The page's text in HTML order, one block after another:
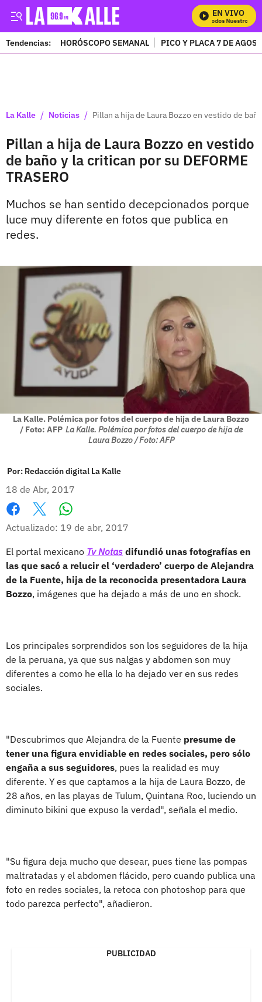
EN VIVO
Mira Todos Nuestros
Tendencias: HORÓSCOPO SEMANAL PICO Y PLACA 7 DE
La Kalle / Noticias / Pillan a hija de Laura Bozzo en vestido de
Pillan a hija de Laura Bozzo en vestido
de baño y la critican por su DEFORME
TRASERO
Muchos se han sentido decepcionados porque
luce muy diferente en fotos que publica en
redes.
La Kalle. Polémica por fotos del cuerpo de hija de Laura Bozzo
/ Foto: AFP La Kalle. Polémica por fotos del cuerpo de hija de
Laura Bozzo / Foto: AFP
Por: Redacción digital La Kalle
18 de Abr, 2017
Facebook
X
Actualizado: 19 de abr, 2017
El portal mexicano Tv Notas difundió unas fotografías en
las que sacó a relucir el ‘verdadero’ cuerpo de Alejandra
de la Fuente, hija de la reconocida presentadora Laura
Bozzo, imágenes que ha dejado a más de uno en shock.
Los principales sorprendidos son los seguidores de la hija
de la peruana, ya que sus nalgas y abdomen son muy
diferentes a como he ella lo ha dejado ver en sus redes
sociales.
"Descubrimos que Alejandra de la Fuente presume de
tener una figura envidiable en redes sociales, pero sólo
engaña a sus seguidores, pues la realidad es muy
diferente. Y es que captamos a la hija de Laura Bozzo, de
28 años, en las playas de Tulum, Quintana Roo, luciendo un
diminuto bikini que expuso la verdad", señala el medio.
"Su figura deja mucho que desear, pues tiene las pompas
maltratadas y el abdomen flácido, pero cuando publica una
foto en redes sociales, la retoca con photoshop para que
todo parezca perfecto", añadieron.
PUBLICIDAD